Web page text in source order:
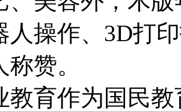
人操作、3D打
赞。
作为国民教